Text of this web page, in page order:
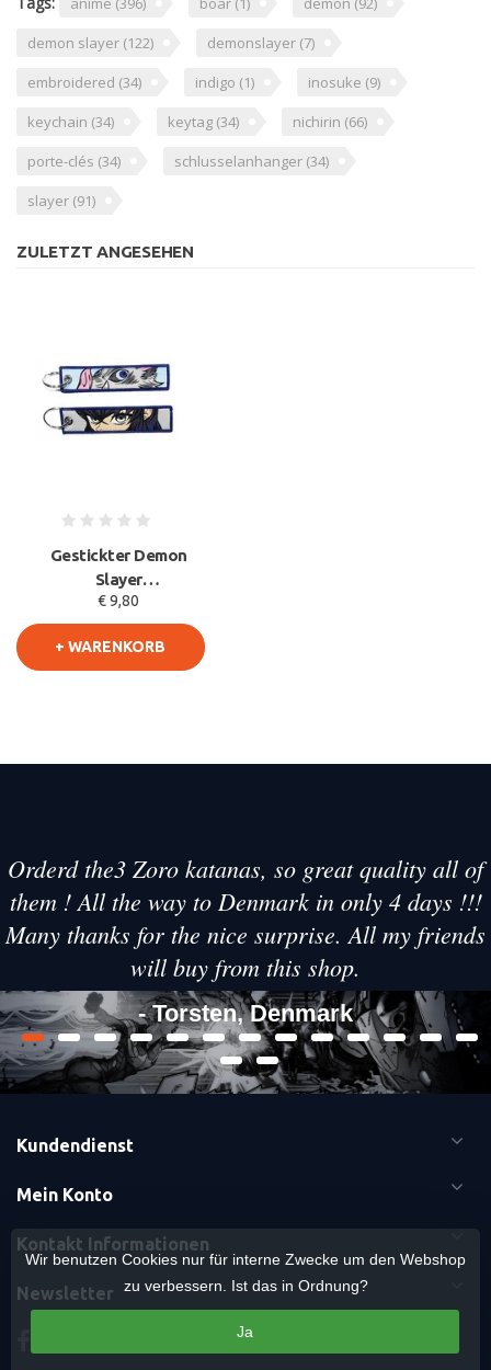
demon slayer (122) demonslayer (7)
embroidered (34) indigo (1) inosuke (9)
keychain (34) keytag (34) nichirin (66)
porte-clés (34) schlusselanhanger (34)
slayer (91)
ZULETZT ANGESEHEN
Gestickter Demon
Slayer
Schlüsselanhänger -
Inosuke Wildschwein A
€ 9,80
+ WARENKORB
Orderd the3 Zoro katanas, so great quality all of
them ! All the way to Denmark in only 4 days !!!
Many thanks for the nice surprise. All my friends
will buy from this shop.
- Torsten, Denmark
Kundendienst
Mein Konto
Kontakt Informationen
Newsletter
Wir benutzen Cookies nur für interne Zwecke um den Webshop
zu verbessern. Ist das in Ordnung?
Ja